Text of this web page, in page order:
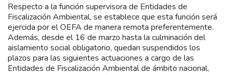
Respecto a la función supervisora de Entidades de
Fiscalización Ambiental, se establece que esta función será
ejercida por el OEFA de manera remota preferentemente.
Además, desde el 16 de marzo hasta la culminación del
aislamiento social obligatorio, quedan suspendidos los
plazos para las siguientes actuaciones a cargo de las
Entidades de Fiscalización Ambiental de ámbito nacional,